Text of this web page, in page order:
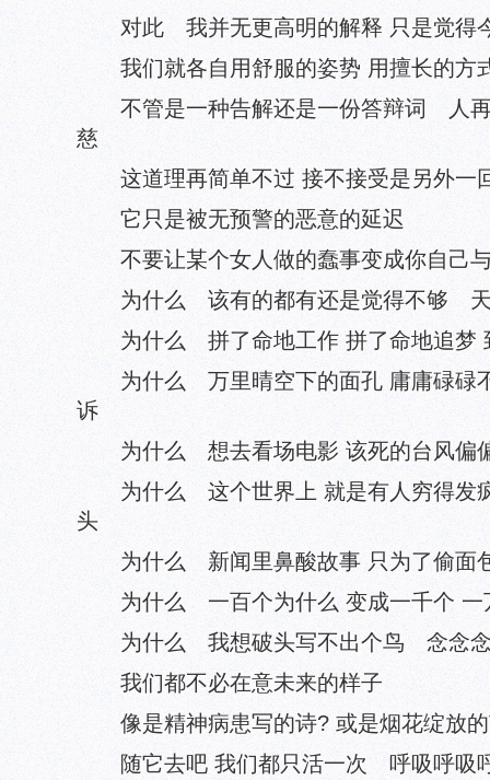
对此 我并无更高明的解释 只是觉得今
我们就各自用舒服的姿势 用擅长的方
不管是一种告解还是一份答辩词 人再
慈
这道理再简单不过 接不接受是另外一
它只是被无预警的恶意的延迟
不要让某个女人做的蠢事变成你自己
为什么 该有的都有还是觉得不够 天
为什么 拼了命地工作 拼了命地追梦
为什么 万里晴空下的面孔 庸庸碌碌不
诉
为什么 想去看场电影 该死的台风偏
为什么 这个世界上 就是有人穷得发
头
为什么 新闻里鼻酸故事 只为了偷面
为什么 一百个为什么 变成一千个 一
为什么 我想破头写不出个鸟 念念
我们都不必在意未来的样子
像是精神病患写的诗? 或是烟花绽放的
随它去吧 我们都只活一次 呼吸呼吸